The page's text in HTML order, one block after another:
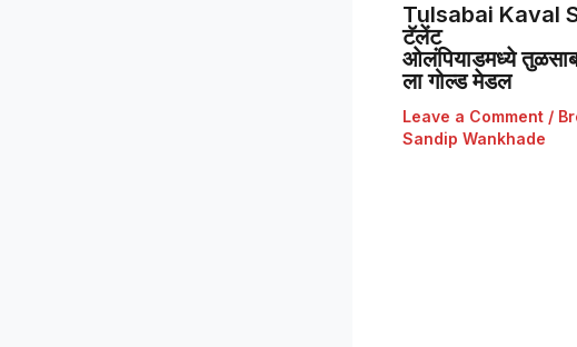
Tulsabai Kaval
टॅलेंट
ओलंपियाडमध्ये
ला गोल्ड मेडल
Leave a Comment /
Sandip Wankhade